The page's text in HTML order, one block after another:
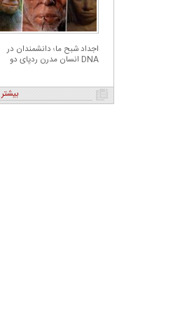
اجداد شبح ما؛ دانشمندان در
DNA انسان مدرن ردپای دو
بیشتر